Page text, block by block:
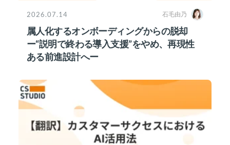
2026.07.14 石毛由乃
属人化するオンボーディングからの脱却
ー“説明で終わる導入支援”をやめ、再現性
ある前進設計へー